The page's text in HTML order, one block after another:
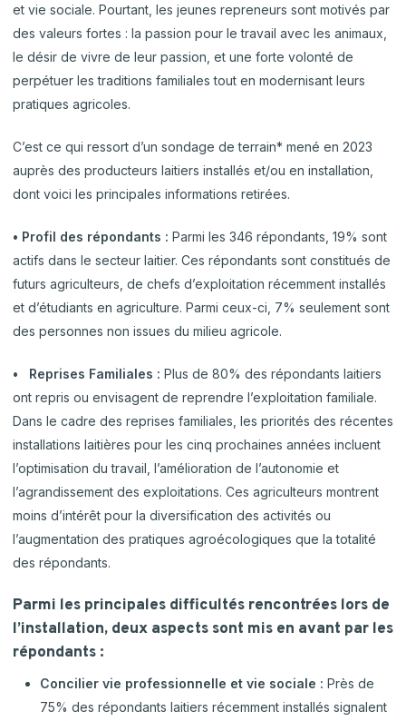
et vie sociale. Pourtant, les jeunes repreneurs sont motivés par
des valeurs fortes : la passion pour le travail avec les animaux,
le désir de vivre de leur passion, et une forte volonté de
perpétuer les traditions familiales tout en modernisant leurs
pratiques agricoles.
C’est ce qui ressort d’un sondage de terrain* mené en 2023
auprès des producteurs laitiers installés et/ou en installation,
dont voici les principales informations retirées.
• Profil des répondants : Parmi les 346 répondants, 19% sont
actifs dans le secteur laitier. Ces répondants sont constitués de
futurs agriculteurs, de chefs d’exploitation récemment installés
et d’étudiants en agriculture. Parmi ceux-ci, 7% seulement sont
des personnes non issues du milieu agricole.
• Reprises Familiales : Plus de 80% des répondants laitiers
ont repris ou envisagent de reprendre l’exploitation familiale.
Dans le cadre des reprises familiales, les priorités des récentes
installations laitières pour les cinq prochaines années incluent
l’optimisation du travail, l’amélioration de l’autonomie et
l’agrandissement des exploitations. Ces agriculteurs montrent
moins d’intérêt pour la diversification des activités ou
l’augmentation des pratiques agroécologiques que la totalité
des répondants.
Parmi les principales difficultés rencontrées lors de
l’installation, deux aspects sont mis en avant par les
répondants :
Concilier vie professionnelle et vie sociale : Près de
75% des répondants laitiers récemment installés signalent